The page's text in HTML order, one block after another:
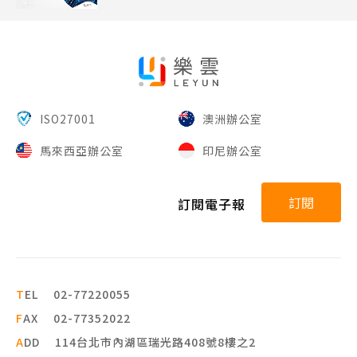
ISO27001
澳洲辦公室
馬來西亞辦公室
印尼辦公室
訂閱電子報 訂閱
TEL
02-77220055
FAX
02-77352022
ADD 114台北市內湖區瑞光路408號8樓之2